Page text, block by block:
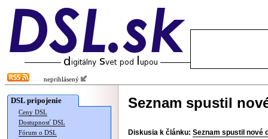
neprihlásený
DSL pripojenie
Ceny DSL
Dostupnosť DSL
Fórum o DSL
Seznam spustil
Diskusia k článku: Seznam spustil nové